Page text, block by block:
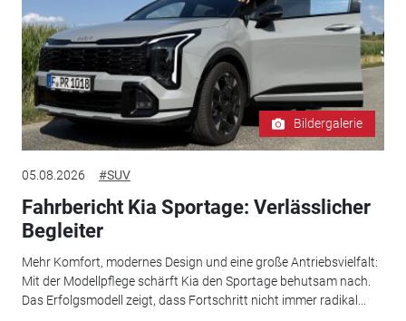
Bildergalerie
05.08.2026 #SUV
Fahrbericht Kia Sportage: Verlässlicher
Begleiter
Mehr Komfort, modernes Design und eine große Antriebsvielfalt:
Mit der Modellpflege schärft Kia den Sportage behutsam nach.
Das Erfolgsmodell zeigt, dass Fortschritt nicht immer radikal...